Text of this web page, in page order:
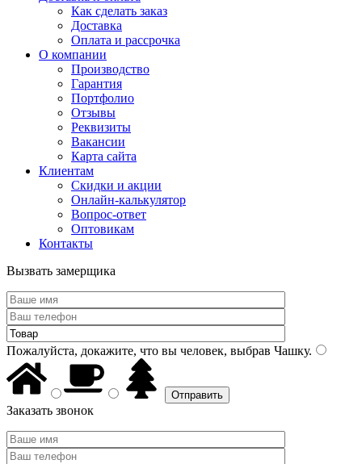
Как сделать заказ
Доставка
Оплата и рассрочка
О компании
Производство
Гарантия
Портфолио
Отзывы
Реквизиты
Вакансии
Карта сайта
Клиентам
Скидки и акции
Онлайн-калькулятор
Вопрос-ответ
Оптовикам
Контакты
Вызвать замерщика
Пожалуйста, докажите, что вы человек, выбрав Чашку.
Заказать звонок